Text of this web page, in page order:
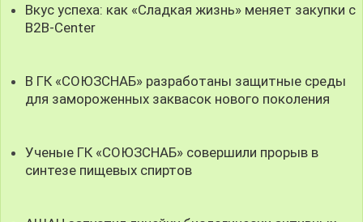
Вкус успеха: как «Сладкая жизнь» меняет закупки с
B2B-Center
В ГК «СОЮЗСНАБ» разработаны защитные среды
для замороженных заквасок нового поколения
Ученые ГК «СОЮЗСНАБ» совершили прорыв в
синтезе пищевых спиртов